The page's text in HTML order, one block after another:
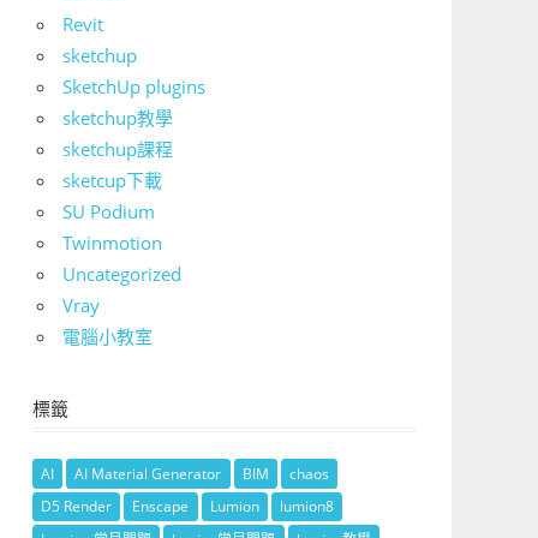
Revit
sketchup
SketchUp plugins
sketchup教學
sketchup課程
sketcup下載
SU Podium
Twinmotion
Uncategorized
Vray
電腦小教室
標籤
AI AI Material Generator BIM
chaos
D5 Render
Enscape Lumion
lumion8